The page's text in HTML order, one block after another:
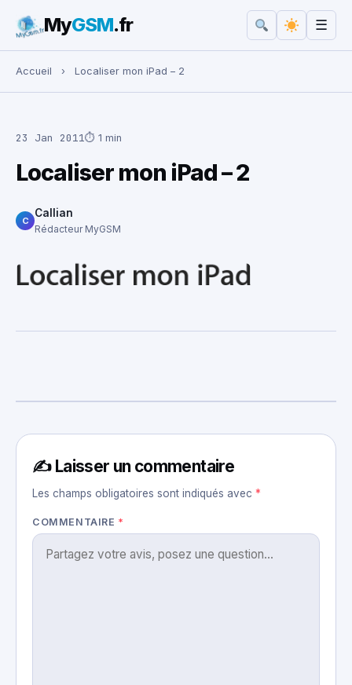
Rechercher :
MyGSM.fr ☰
Accueil › Localiser mon iPad – 2
23 Jan 2011⏱ 1 min
Localiser mon iPad – 2
C
Callian
Rédacteur MyGSM
✍️ Laisser un commentaire
Les champs obligatoires sont indiqués avec *
COMMENTAIRE *